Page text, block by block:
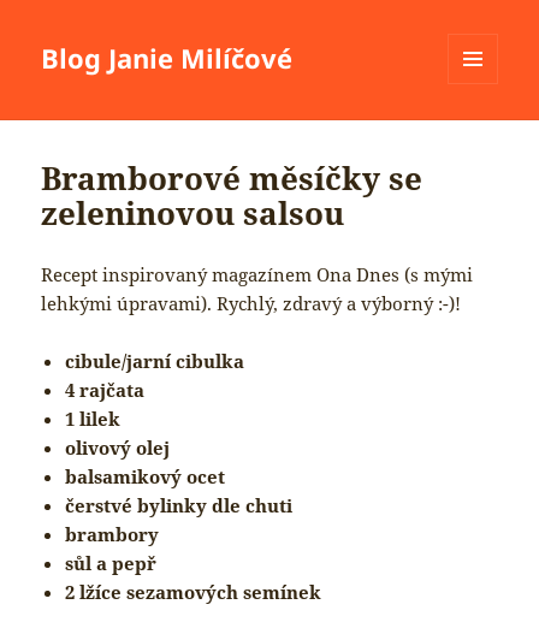
Blog Janie Milíčové
Bramborové měsíčky se
zeleninovou salsou
Recept inspirovaný magazínem Ona Dnes (s mými
lehkými úpravami). Rychlý, zdravý a výborný :-)!
cibule/jarní cibulka
4 rajčata
1 lilek
olivový olej
balsamikový ocet
čerstvé bylinky dle chuti
brambory
sůl a pepř
2 lžíce sezamových semínek